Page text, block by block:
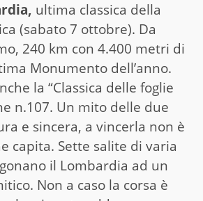
ultima classica della
(sabato 7 ottobre). Da
240 km con 4.400 metri di
Monumento dell’anno.
la “Classica delle foglie
n.107. Un mito delle due
e sincera, a vincerla non è
capita. Sette salite di varia
il Lombardia ad un
Non a caso la corsa è